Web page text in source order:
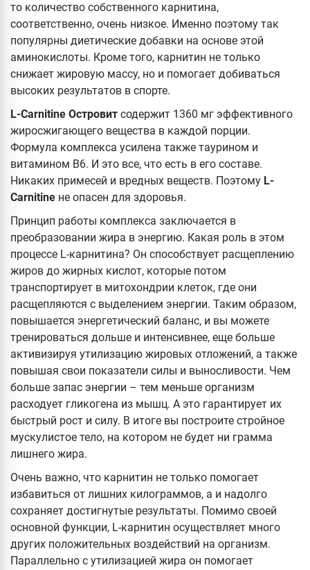
то количество собственного карнитина,
соответственно, очень низкое. Именно поэтому так
популярны диетические добавки на основе этой
аминокислоты. Кроме того, карнитин не только
снижает жировую массу, но и помогает добиваться
высоких результатов в спорте.
L-Carnitine Островит содержит 1360 мг эффективного
жиросжигающего вещества в каждой порции.
Формула комплекса усилена также таурином и
витамином В6. И это все, что есть в его составе.
Никаких примесей и вредных веществ. Поэтому L-
Carnitine не опасен для здоровья.
Принцип работы комплекса заключается в
преобразовании жира в энергию. Какая роль в этом
процессе L-карнитина? Он способствует расщеплению
жиров до жирных кислот, которые потом
транспортирует в митохондрии клеток, где они
расщепляются с выделением энергии. Таким образом,
повышается энергетический баланс, и вы можете
тренироваться дольше и интенсивнее, еще больше
активизируя утилизацию жировых отложений, а также
повышая свои показатели силы и выносливости. Чем
больше запас энергии – тем меньше организм
расходует гликогена из мышц. А это гарантирует их
быстрый рост и силу. В итоге вы построите стройное
мускулистое тело, на котором не будет ни грамма
лишнего жира.
Очень важно, что карнитин не только помогает
избавиться от лишних килограммов, а и надолго
сохраняет достигнутые результаты. Помимо своей
основной функции, L-карнитин осуществляет много
других положительных воздействий на организм.
Параллельно с утилизацией жира он помогает